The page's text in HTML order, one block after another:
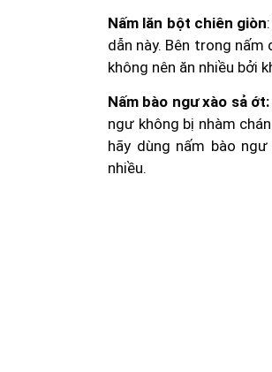
Nấm lăn bột chiên giòn
dẫn này. Bên trong nấm
không nên ăn nhiều bởi
Nấm bào ngư xào sả ớt:
ngư không bị nhàm
hãy dùng nấm bào
nhiều.